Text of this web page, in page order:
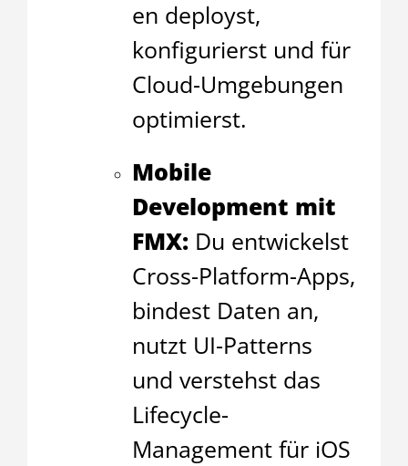
en deployst,
konfigurierst und für
Cloud-Umgebungen
optimierst.
Mobile
Development mit
FMX: Du entwickelst
Cross-Platform-Apps,
bindest Daten an,
nutzt UI-Patterns
und verstehst das
Lifecycle-
Management für iOS